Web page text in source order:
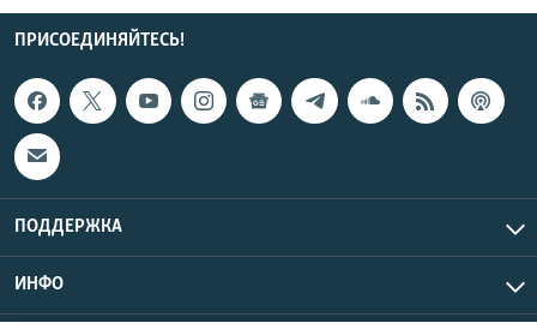
ПРИСОЕДИНЯЙТЕСЬ!
ПОДДЕРЖКА
ИНФО